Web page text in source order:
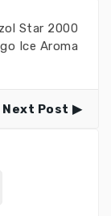
Star 2000
Ice Aroma
Next Post